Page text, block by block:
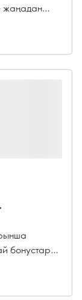
жаңадан
бонустар